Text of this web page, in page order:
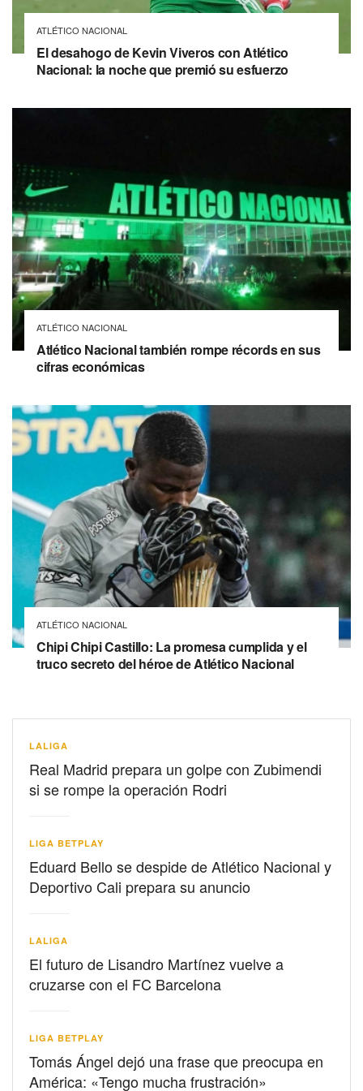
ATLÉTICO NACIONAL
El desahogo de Kevin Viveros con Atlético
Nacional: la noche que premió su esfuerzo
ATLÉTICO NACIONAL
Atlético Nacional también rompe récords en sus
cifras económicas
ATLÉTICO NACIONAL
Chipi Chipi Castillo: La promesa cumplida y el
truco secreto del héroe de Atlético Nacional
LALIGA
Real Madrid prepara un golpe con Zubimendi
si se rompe la operación Rodri
LIGA BETPLAY
Eduard Bello se despide de Atlético Nacional y
Deportivo Cali prepara su anuncio
LALIGA
El futuro de Lisandro Martínez vuelve a
cruzarse con el FC Barcelona
LIGA BETPLAY
Tomás Ángel dejó una frase que preocupa en
América: «Tengo mucha frustración»